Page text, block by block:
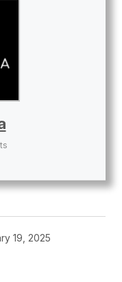
19, 2025